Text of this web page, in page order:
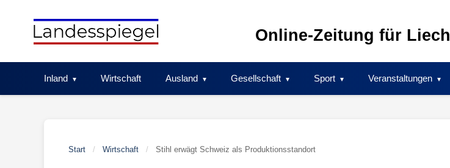
Online-Zeitung für
Inland Wirtschaft Ausland Gesellschaft Sport Veranstaltungen
Start / Wirtschaft / Stihl erwägt Schweiz als Produktionsstandort